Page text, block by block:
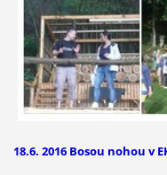
18.6. 2016 Bosou nohou v